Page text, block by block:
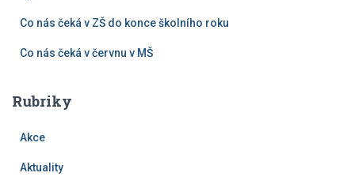
Co nás čeká v ZŠ do konce školního roku
Co nás čeká v červnu v MŠ
Rubriky
Akce
Aktuality